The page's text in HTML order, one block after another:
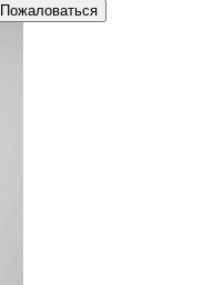
Пожаловаться